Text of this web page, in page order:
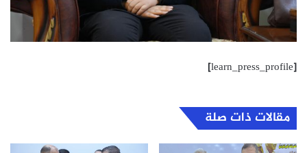
[learn_press_profile]
مقالات ذات صلة